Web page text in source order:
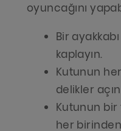
oyuncağını
Bir
kaplayın.
Kutunun
delikler
Kutunun bir
her